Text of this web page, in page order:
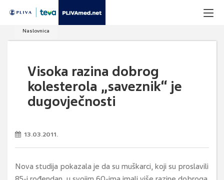
Naslovnica
Visoka razina dobrog
kolesterola „saveznik“ je
dugovječnosti
13.03.2011.
Nova studija pokazala je da su muškarci, koji su proslavili